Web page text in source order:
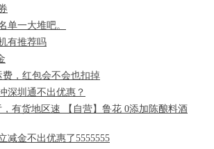
单一大堆吧。
有推荐吗
费，红包会不会也扣掉
深圳通不出优惠？
，有货地区速 【自营】鲁花 0添加陈酿料酒
减金不出优惠了5555555